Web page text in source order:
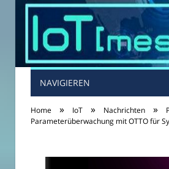
NAVIGIEREN
Home » IoT » Nachrichten »
Parameterüberwachung mit OTTO für